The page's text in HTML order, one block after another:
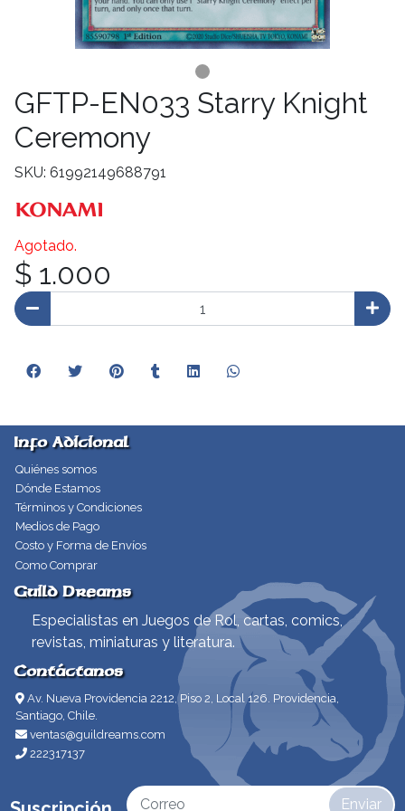
GFTP-EN033 Starry Knight
Ceremony
SKU: 61992149688791
Agotado.
$ 1.000
Info Adicional
Quiénes somos
Dónde Estamos
Términos y Condiciones
Medios de Pago
Costo y Forma de Envíos
Como Comprar
Guild Dreams
Especialistas en Juegos de Rol, cartas, comics,
revistas, miniaturas y literatura.
Contáctanos
Av. Nueva Providencia 2212, Piso 2, Local 126. Providencia,
Santiago, Chile.
ventas@guildreams.com
222317137
Enviar